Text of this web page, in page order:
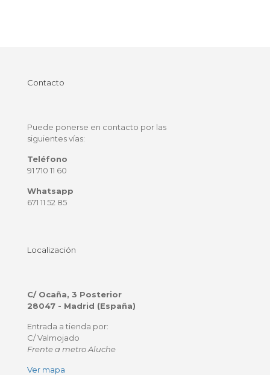
Contacto
Puede ponerse en contacto por las
siguientes vías:
Teléfono
91 710 11 60
Whatsapp
671 11 52 85
Localización
C/ Ocaña, 3 Posterior
28047 - Madrid (España)
Entrada a tienda por:
C/ Valmojado
Frente a metro Aluche
Ver mapa